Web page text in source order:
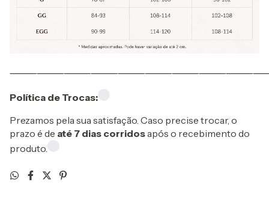
Política de Trocas:
Prezamos pela sua satisfação. Caso precise trocar, o
prazo é de até 7 dias corridosapós o recebimento do
produto.